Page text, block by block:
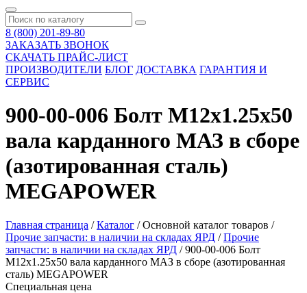
8 (800) 201-89-80
ЗАКАЗАТЬ ЗВОНОК
СКАЧАТЬ ПРАЙС-ЛИСТ
ПРОИЗВОДИТЕЛИ БЛОГ ДОСТАВКА ГАРАНТИЯ И
СЕРВИС
900-00-006 Болт М12х1.25х50
вала карданного МАЗ в сборе
(азотированная сталь)
MEGAPOWER
Главная страница /Каталог /Основной каталог товаров /
Прочие запчасти: в наличии на складах ЯРД /Прочие
запчасти: в наличии на складах ЯРД /900-00-006 Болт
М12х1.25х50 вала карданного МАЗ в сборе (азотированная
сталь) MEGAPOWER
Специальная цена